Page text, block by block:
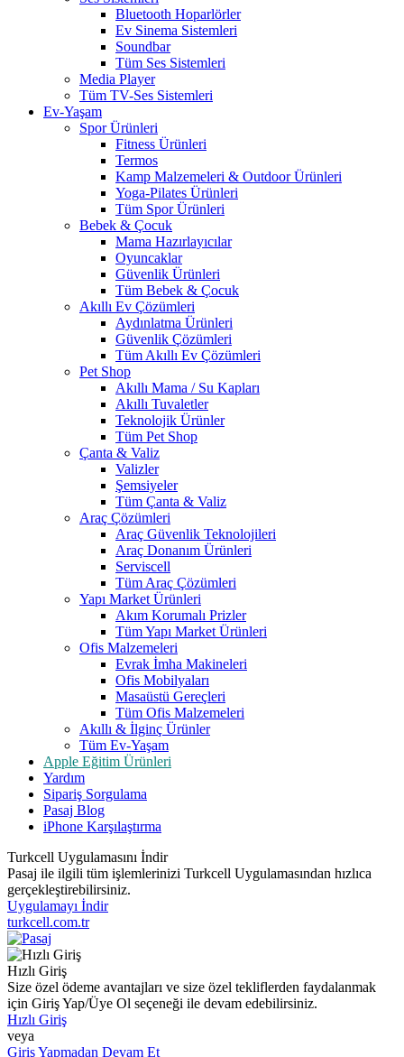
Bluetooth Hoparlörler
Ev Sinema Sistemleri
Soundbar
Tüm Ses Sistemleri
Media Player
Tüm TV-Ses Sistemleri
Ev-Yaşam
Spor Ürünleri
Fitness Ürünleri
Termos
Kamp Malzemeleri & Outdoor Ürünleri
Yoga-Pilates Ürünleri
Tüm Spor Ürünleri
Bebek & Çocuk
Mama Hazırlayıcılar
Oyuncaklar
Güvenlik Ürünleri
Tüm Bebek & Çocuk
Akıllı Ev Çözümleri
Aydınlatma Ürünleri
Güvenlik Çözümleri
Tüm Akıllı Ev Çözümleri
Pet Shop
Akıllı Mama / Su Kapları
Akıllı Tuvaletler
Teknolojik Ürünler
Tüm Pet Shop
Çanta & Valiz
Valizler
Şemsiyeler
Tüm Çanta & Valiz
Araç Çözümleri
Araç Güvenlik Teknolojileri
Araç Donanım Ürünleri
Serviscell
Tüm Araç Çözümleri
Yapı Market Ürünleri
Akım Korumalı Prizler
Tüm Yapı Market Ürünleri
Ofis Malzemeleri
Evrak İmha Makineleri
Ofis Mobilyaları
Masaüstü Gereçleri
Tüm Ofis Malzemeleri
Akıllı & İlginç Ürünler
Tüm Ev-Yaşam
Apple Eğitim Ürünleri
Yardım
Sipariş Sorgulama
Pasaj Blog
iPhone Karşılaştırma
Turkcell Uygulamasını İndir
Pasaj ile ilgili tüm işlemlerinizi Turkcell Uygulamasından hızlıca
gerçekleştirebilirsiniz.
Uygulamayı İndir
turkcell.com.tr
Hızlı Giriş
Size özel ödeme avantajları ve size özel tekliflerden faydalanmak
için Giriş Yap/Üye Ol seçeneği ile devam edebilirsiniz.
Hızlı Giriş
veya
Giriş Yapmadan Devam Et